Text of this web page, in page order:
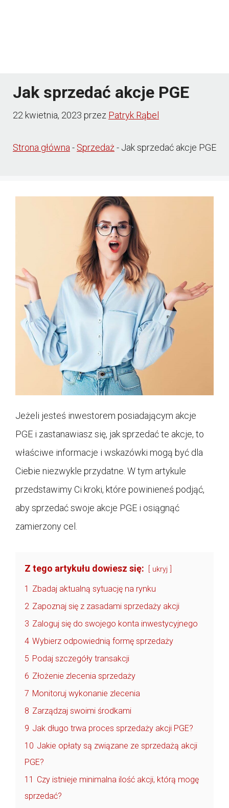
Jak sprzedać akcje PGE
22 kwietnia, 2023 przez Patryk Rąbel
Strona główna- Sprzedaż- Jak sprzedać akcje PGE
Jeżeli jesteś inwestorem posiadającym akcje
PGE i zastanawiasz się, jak sprzedać te akcje, to
właściwe informacje i wskazówki mogą być dla
Ciebie niezwykle przydatne. W tym artykule
przedstawimy Ci kroki, które powinieneś podjąć,
aby sprzedać swoje akcje PGE i osiągnąć
zamierzony cel.
Z tego artykułu dowiesz się: ukryj
1 Zbadaj aktualną sytuację na rynku
2 Zapoznaj się z zasadami sprzedaży akcji
3 Zaloguj się do swojego konta inwestycyjnego
4 Wybierz odpowiednią formę sprzedaży
5 Podaj szczegóły transakcji
6 Złożenie zlecenia sprzedaży
7 Monitoruj wykonanie zlecenia
8 Zarządzaj swoimi środkami
9 Jak długo trwa proces sprzedaży akcji PGE?
10 Jakie opłaty są związane ze sprzedażą akcji
PGE?
11 Czy istnieje minimalna ilość akcji, którą mogę
sprzedać?